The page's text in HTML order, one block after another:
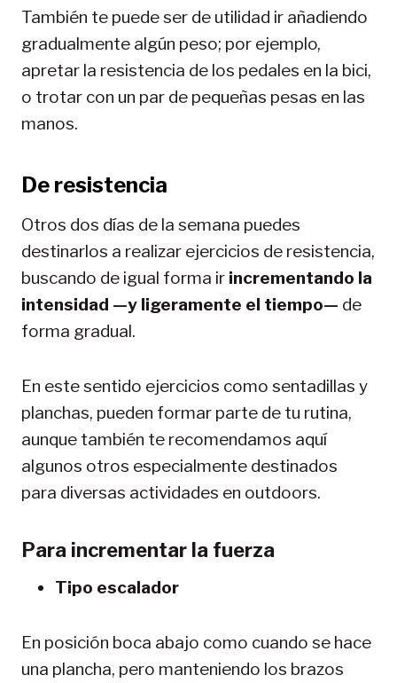
También te puede ser de utilidad ir añadiendo
gradualmente algún peso; por ejemplo,
apretar la resistencia de los pedales en la bici,
o trotar con un par de pequeñas pesas en las
manos.
De resistencia
Otros dos días de la semana puedes
destinarlos a realizar ejercicios de resistencia,
buscando de igual forma ir incrementando la
intensidad —y ligeramente el tiempo— de
forma gradual.
En este sentido ejercicios como sentadillas y
planchas, pueden formar parte de tu rutina,
aunque también te recomendamos aquí
algunos otros especialmente destinados
para diversas actividades en outdoors.
Para incrementar la fuerza
Tipo escalador
En posición boca abajo como cuando se hace
una plancha, pero manteniendo los brazos